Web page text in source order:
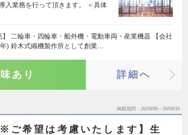
入業務を行って頂きます。 ＜具体
】 二輪車・四輪車・船外機・電動車両・産業機器 【会社
) 鈴木式織機製作所として創業…
あり 詳細へ
掲載期間 26/08/06～26/08/19
※ご希望は考慮いたします】生